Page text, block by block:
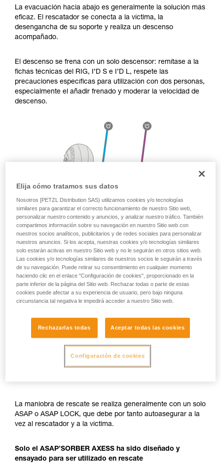
seguridad, antes de ejecutarlas de forma
autónoma.
Damos ejemplos de técnicas relacionadas con
su actividad. Pueden existir otras que no
La evacuación hacia abajo es generalmente la solución más
eficaz. El rescatador se conecta a la víctima, la
desengancha de su soporte y realiza un descenso
acompañado.
El descenso se frena con un solo descensor: remítase a la
fichas técnicas del RIG, I’D S e I’D L, respete las
precauciones específicas para utilización con dos personas,
especialmente el añadir frenado y moderar la velocidad de
descenso.
La maniobra de rescate se realiza generalmente con un solo
ASAP o ASAP LOCK, que debe por tanto autoasegurar a la
vez al rescatador y a la víctima.
Solo el ASAP’SORBER AXESS ha sido diseñado y
ensayado para ser utilizado en rescate
Elija cómo tratamos sus datos
Nosotros [PETZL Distribution SAS) utilizamos cookies y/o tecnologías
similares para garantizar el correcto funcionamiento de nuestro Sitio web,
personalizar nuestro contenido y anuncios, y analizar nuestro tráfico. También
compartimos información sobre su navegación en nuestro Sitio web con
nuestros socios analíticos, publicitarios y de redes sociales para personalizar
nuestros anuncios. Si los acepta, nuestras cookies y/o tecnologías similares
solo estarán activas en nuestro Sitio web y no le seguirán en otros sitios web.
Las cookies y/o tecnologías similares de nuestros socios le seguirán a través
de su navegación. Puede retirar su consentimiento en cualquier momento
haciendo clic en el enlace "Configuración de cookies", proporcionado en la
parte inferior de la página del Sitio web. Rechazar todas o parte de estas
cookies puede afectar a su experiencia de usuario, pero bajo ninguna
circunstancia tal negativa le impedirá acceder a nuestro Sitio web.
Rechazarlas todas Aceptar todas las cookies
Configuración de cookies